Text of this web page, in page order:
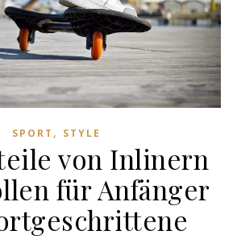
SPORT , STYLE
von Inlinern
für Anfänger